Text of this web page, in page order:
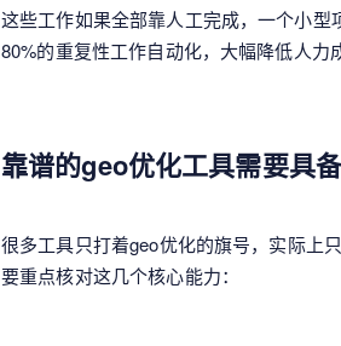
这些工作如果全部靠人工完成，一个小
80%的重复性工作自动化，大幅降低人力
靠谱的geo优化工具需要具
很多工具只打着geo优化的旗号，实际上
要重点核对这几个核心能力：